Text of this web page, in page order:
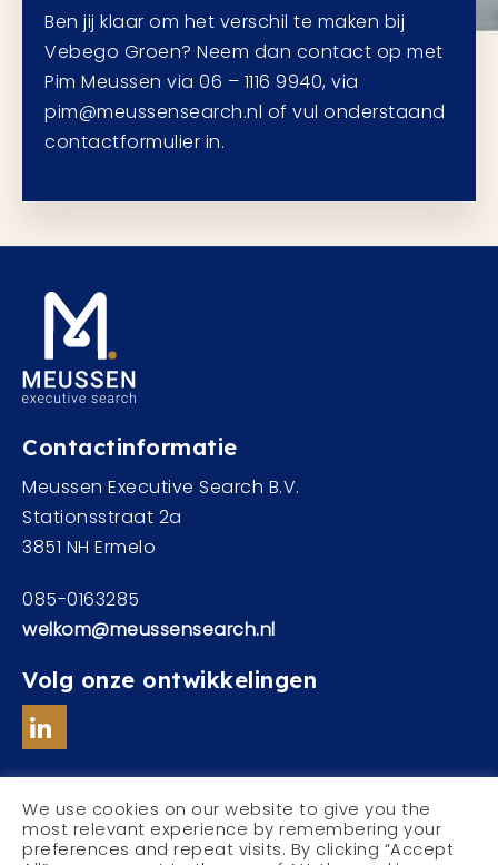
Ben jij klaar om het verschil te maken bij
Vebego Groen? Neem dan contact op met
Pim Meussen via 06 – 1116 9940, via
pim@meussensearch.nl of vul onderstaand
contactformulier in.
Contactinformatie
Meussen Executive Search B.V.
Stationsstraat 2a
3851 NH Ermelo
085-0163285
welkom@meussensearch.nl
Volg onze ontwikkelingen
© Meussen Executive Search
We use cookies on our website to give you the
most relevant experience by remembering your
preferences and repeat visits. By clicking “Accept